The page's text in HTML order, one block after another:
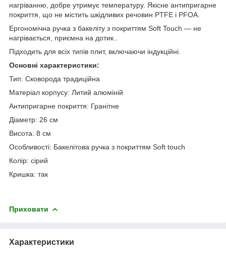
нагріванню, добре утримує температуру. Якісне антипригарне
покриття, що не містить шкідливих речовин PTFE і PFOA.
Ергономічна ручка з бакеліту з покриттям Soft Touch — не
нагрівається, приємна на дотик..
Підходить для всіх типів плит, включаючи індукційні.
Основні характеристики:
Тип: Сковорода традиційна
Матеріал корпусу: Литий алюміній
Антипригарне покриття: Гранітне
Діаметр: 26 см
Висота: 8 см
Особливості: Бакелітова ручка з покриттям Soft touch
Колір: сірий
Кришка: так
Приховати
Характеристики